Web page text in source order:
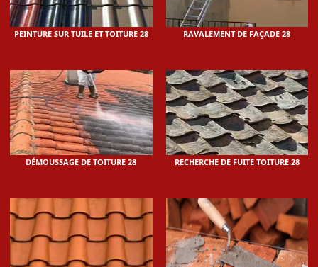
PEINTURE SUR TUILE ET TOITURE 28 RAVALEMENT DE FAÇADE 28
DÉMOUSSAGE DE TOITURE 28 RECHERCHE DE FUITE TOITURE 28